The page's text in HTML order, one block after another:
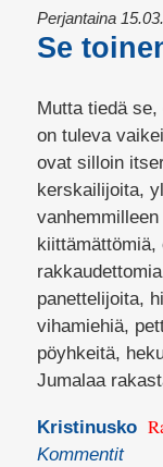
Perjantaina
Se
Mutta tiedä
on tuleva
ovat silloin
kerskailijoita,
kiittämättömiä,
panettelijoita,
vihamiehiä,
pöyhkeitä,
Jumalaa
Kristinusko
Kommentit